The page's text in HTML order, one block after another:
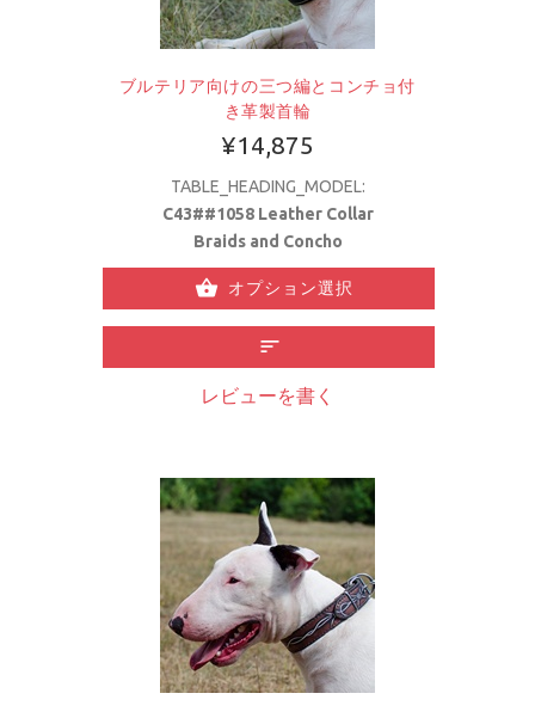
ブルテリア向けの三つ編とコンチョ付
き革製首輪
¥14,875
TABLE_HEADING_MODEL:
C43##1058 Leather Collar
Braids and Concho
オプション選択
レビューを書く